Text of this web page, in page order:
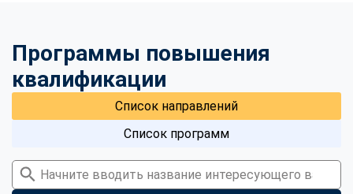
Программы повышения
квалификации
Список направлений
Список программ